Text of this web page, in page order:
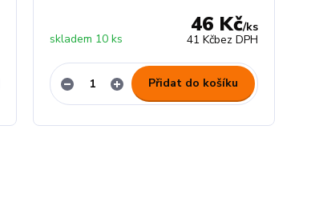
46 Kč/ks
41 Kčbez DPH
skladem 10 ks
Přidat do košíku